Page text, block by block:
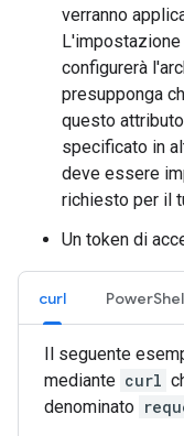
verranno
configurerà
presupponga
questo
specificato in
deve essere
richiesto per il
Un token di
curl
Il seguente
mediante curl
denominato